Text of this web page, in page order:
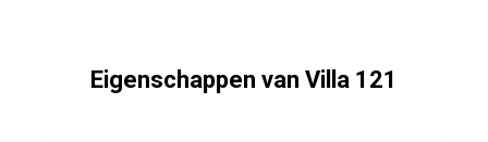
Eigenschappen van Villa 121